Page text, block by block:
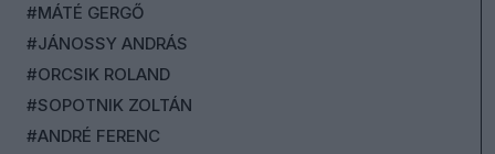
#MÁTÉ GERGŐ
#JÁNOSSY ANDRÁS
#ORCSIK ROLAND
#SOPOTNIK ZOLTÁN
#ANDRÉ FERENC